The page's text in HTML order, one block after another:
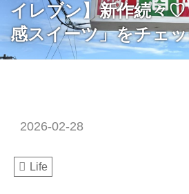
イレブン】新作続々
感スイーツ」をチェ
2026-02-28
Life